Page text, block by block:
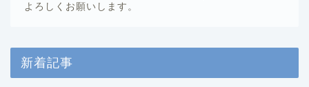
よろしくお願いします。
新着記事